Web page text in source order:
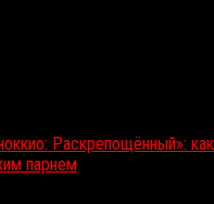
Раскрепощённый»:
парнем